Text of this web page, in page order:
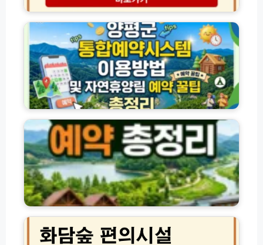
살
론
새
희
망
홀
씨
잇
·
자
체
신
용
대
출)
차
산
책
코
스
주
변
맛
집
정
리
한
완
벽
가
이
드
평
군
통
합
예
약
시
스
템
이
용
방
법
및
자
연
휴
양
전
국
자
휴
양
림
·
수
목
원
화
담
숲